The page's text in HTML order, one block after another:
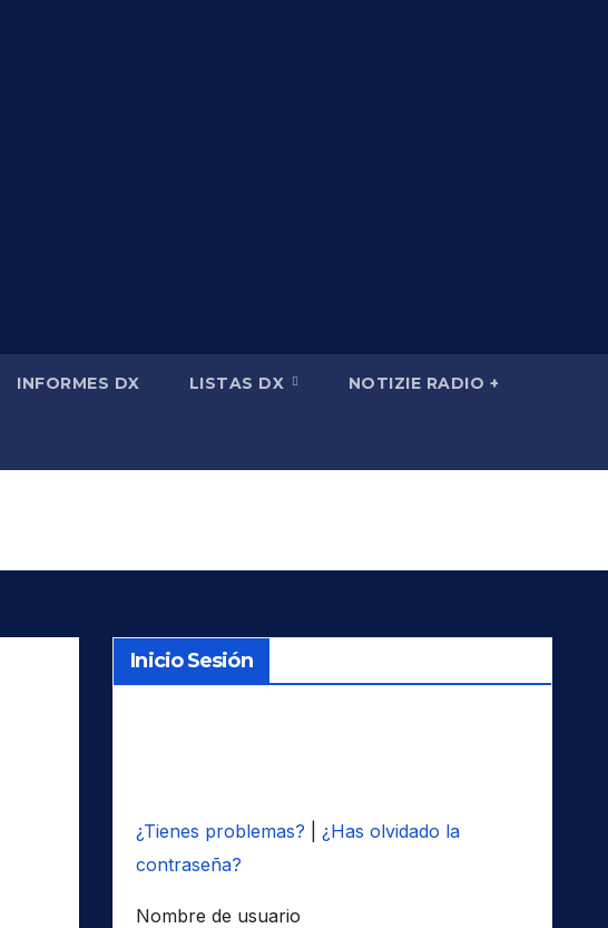
INFORMES DX LISTAS DX NOTIZIE RADIO +
Inicio Sesión
¿Tienes problemas?
¿Has olvidado la
contraseña?
Nombre de usuario